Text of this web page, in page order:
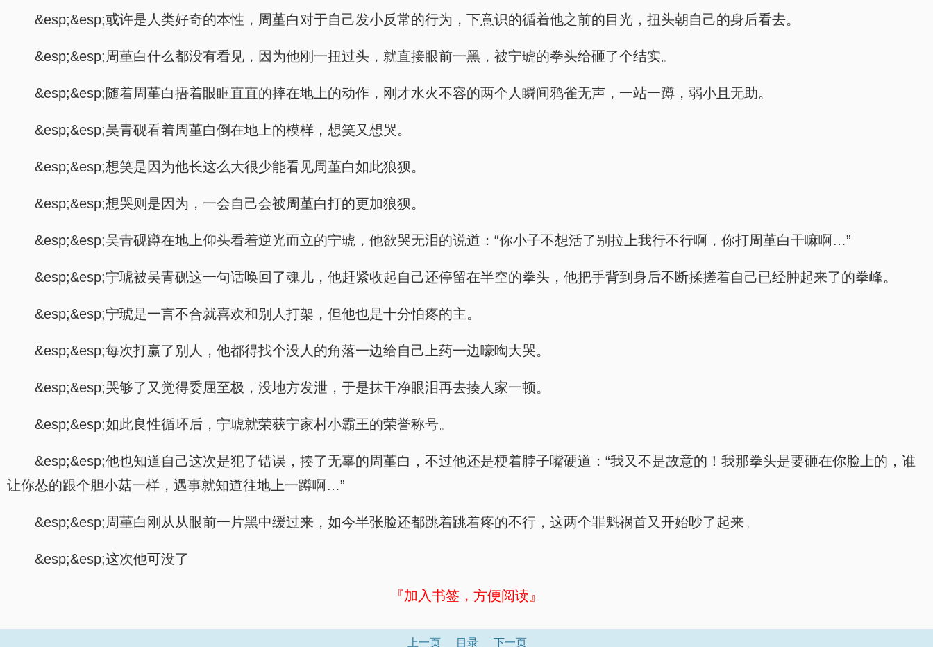
&esp;&esp;或许是人类好奇的本性，周堇白对于自己发小反常的行为，下意识的循着他之前的目光，扭头朝自己的身后看去。
&esp;&esp;周堇白什么都没有看见，因为他刚一扭过头，就直接眼前一黑，被宁琥的拳头给砸了个结实。
&esp;&esp;随着周堇白捂着眼眶直直的摔在地上的动作，刚才水火不容的两个人瞬间鸦雀无声，一站一蹲，弱小且无助。
&esp;&esp;吴青砚看着周堇白倒在地上的模样，想笑又想哭。
&esp;&esp;想笑是因为他长这么大很少能看见周堇白如此狼狈。
&esp;&esp;想哭则是因为，一会自己会被周堇白打的更加狼狈。
&esp;&esp;吴青砚蹲在地上仰头看着逆光而立的宁琥，他欲哭无泪的说道：“你小子不想活了别拉上我行不行啊，你打周堇白干嘛啊…”
&esp;&esp;宁琥被吴青砚这一句话唤回了魂儿，他赶紧收起自己还停留在半空的拳头，他把手背到身后不断揉搓着自己已经肿起来了的拳峰。
&esp;&esp;宁琥是一言不合就喜欢和别人打架，但他也是十分怕疼的主。
&esp;&esp;每次打赢了别人，他都得找个没人的角落一边给自己上药一边嚎啕大哭。
&esp;&esp;哭够了又觉得委屈至极，没地方发泄，于是抹干净眼泪再去揍人家一顿。
&esp;&esp;如此良性循环后，宁琥就荣获宁家村小霸王的荣誉称号。
&esp;&esp;他也知道自己这次是犯了错误，揍了无辜的周堇白，不过他还是梗着脖子嘴硬道：“我又不是故意的！我那拳头是要砸在你脸上的，谁
让你怂的跟个胆小菇一样，遇事就知道往地上一蹲啊…”
&esp;&esp;周堇白刚从从眼前一片黑中缓过来，如今半张脸还都跳着跳着疼的不行，这两个罪魁祸首又开始吵了起来。
&esp;&esp;这次他可没了
『加入书签，方便阅读』
上一页 目录 下一页